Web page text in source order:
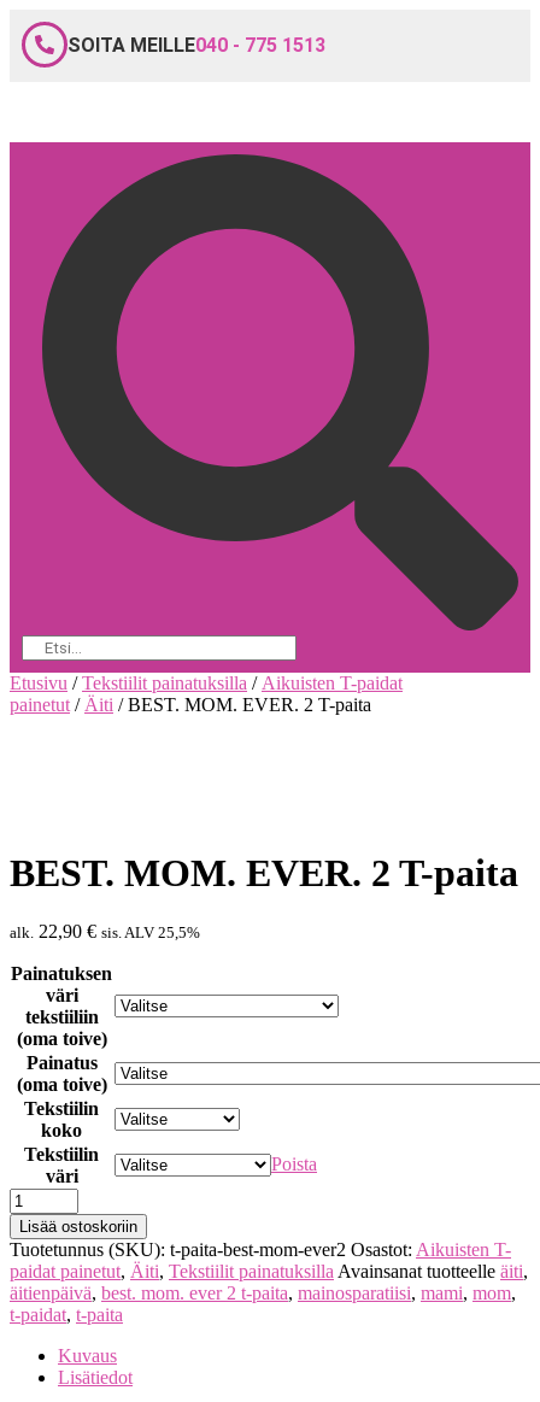
SOITA MEILLE040 - 775 1513
Etusivu /Tekstiilit painatuksilla / Aikuisten T-paidat
painetut / Äiti / BEST. MOM. EVER. 2 T-paita
BEST. MOM. EVER. 2 T-paita
alk. 22,90 € sis. ALV 25,5%
Painatuksen
väri
tekstiiliin
(oma toive)
Painatus
(oma toive)
Tekstiilin
koko
Tekstiilin
väri
Poista
Lisää ostoskoriin
Tuotetunnus (SKU): t-paita-best-mom-ever2 Osastot: Aikuisten T-
paidat painetut, Äiti, Tekstiilit painatuksilla Avainsanat tuotteelle äiti,
äitienpäivä, best. mom. ever 2 t-paita, mainosparatiisi, mami, mom,
t-paidat, t-paita
Kuvaus
Lisätiedot